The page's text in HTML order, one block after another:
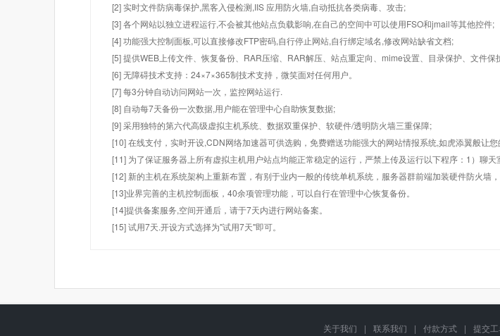
[2] 实时文件防病毒保护,黑客入侵检测,IIS 应用防火墙,自动抵抗各类病毒、攻击;
[3] 各个网站以独立进程运行,不会被其他站点负载影响,在自己的空间中可以使用FSO和jmail等其他控件;
[4] 功能强大控制面板,可以直接修改FTP密码,自行停止网站,自行绑定域名,修改网站缺省文档;
[5] 提供WEB上传文件、恢复备份、RAR压缩、RAR解压、站点重定向、mime设置、目录保护、文件
[6] 无障碍技术支持：24×7×365制技术支持，微笑面对任何用户。
[7] 每3分钟自动访问网站一次，监控网站运行.
[8] 自动每7天备份一次数据,用户能在管理中心自助恢复数据;
[9] 采用独特的第六代高级虚拟主机系统、数据双重保护、软硬件/透明防火墙三重保障;
[10] 在线支付，实时开设,CDN网络加速器可供选购，免费赠送功能强大的网站情报系统,如虎添翼般让
[11] 为了保证服务器上所有虚拟主机用户站点均能正常稳定的运行，严禁上传及运行以下程序：1）聊
[12] 新的主机在系统架构上重新布置，有别于业内一般的传统单机系统，服务器群前端加装硬件防火墙
[13]业界完善的主机控制面板，40余项管理功能，可以自行在管理中心恢复备份。
[14]提供备案服务,空间开通后，请于7天内进行网站备案。
[15] 试用7天.开设方式选择为"试用7天"即可。
关于我们 | 联系我们 | 付款方式 | 提交